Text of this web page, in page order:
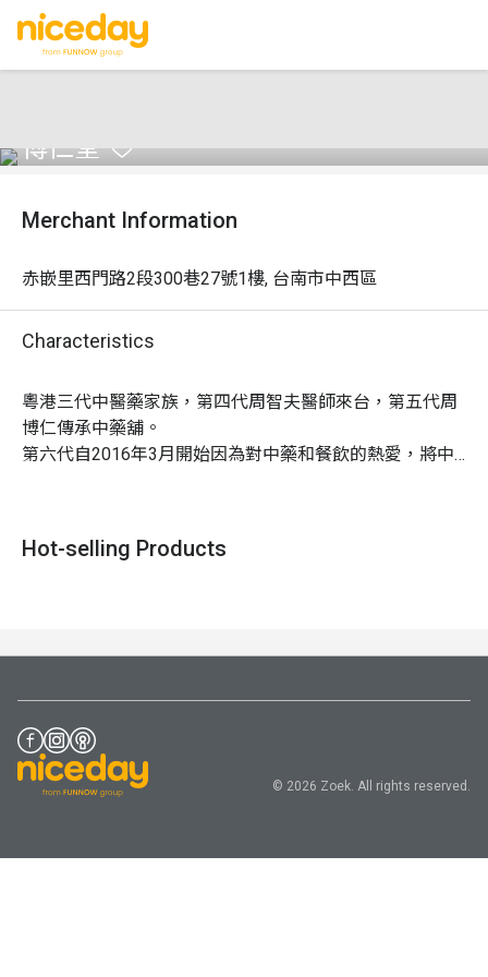
博仁堂
Merchant Information
赤嵌里西門路2段300巷27號1樓, 台南市中西區
Characteristics
粵港三代中醫藥家族，第四代周智夫醫師來台，第五代周
博仁傳承中藥舖。
第六代自2016年3月開始因為對中藥和餐飲的熱愛，將中
方活動和與各產業合作，農產品供應鏈合作，推動地方創
Hot-selling Products
© 2026 Zoek. All rights reserved.